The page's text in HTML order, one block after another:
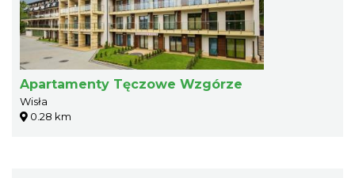
Apartamenty Tęczowe Wzgórze
Wisła
0.28 km